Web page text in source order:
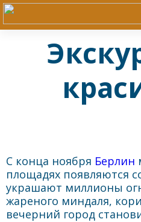
С конца ноября Берлин
площадях появляются
украшают миллионы
жареного миндаля,
вечерний город